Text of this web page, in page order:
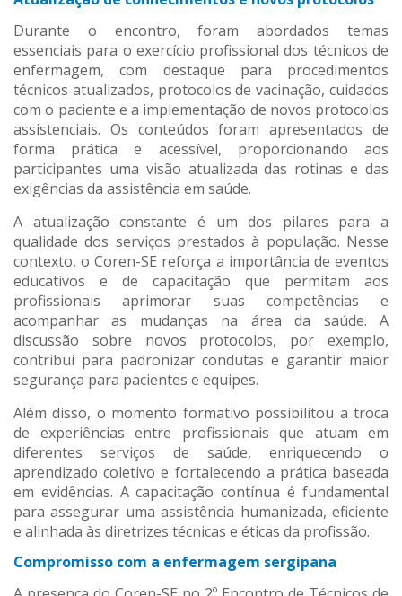
Durante o encontro, foram abordados temas
essenciais para o exercício profissional dos técnicos de
enfermagem, com destaque para procedimentos
técnicos atualizados, protocolos de vacinação, cuidados
com o paciente e a implementação de novos protocolos
assistenciais. Os conteúdos foram apresentados de
forma prática e acessível, proporcionando aos
participantes uma visão atualizada das rotinas e das
exigências da assistência em saúde.
A atualização constante é um dos pilares para a
qualidade dos serviços prestados à população. Nesse
contexto, o Coren-SE reforça a importância de eventos
educativos e de capacitação que permitam aos
profissionais aprimorar suas competências e
acompanhar as mudanças na área da saúde. A
discussão sobre novos protocolos, por exemplo,
contribui para padronizar condutas e garantir maior
segurança para pacientes e equipes.
Além disso, o momento formativo possibilitou a troca
de experiências entre profissionais que atuam em
diferentes serviços de saúde, enriquecendo o
aprendizado coletivo e fortalecendo a prática baseada
em evidências. A capacitação contínua é fundamental
para assegurar uma assistência humanizada, eficiente
e alinhada às diretrizes técnicas e éticas da profissão.
Compromisso com a enfermagem sergipana